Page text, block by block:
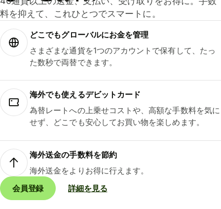
料を抑えて、これひとつでスマートに。
どこでもグ⁠ロ⁠ー⁠バ⁠ルにお金を管理
さまざまな通貨を1つのアカウントで保有して、たっ
た数秒で両替できます。
海外でも使えるデビットカード
為替レートへの上乗せコストや、高額な手数料を気に
せず、どこでも安心してお買い物を楽しめます。
海外送金の手数料を節約
海外送金をよりお得に行えます。
会員登録
詳細を見る